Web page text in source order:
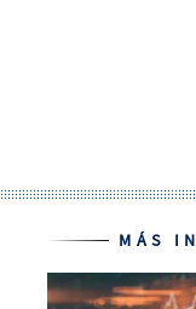
MÁS